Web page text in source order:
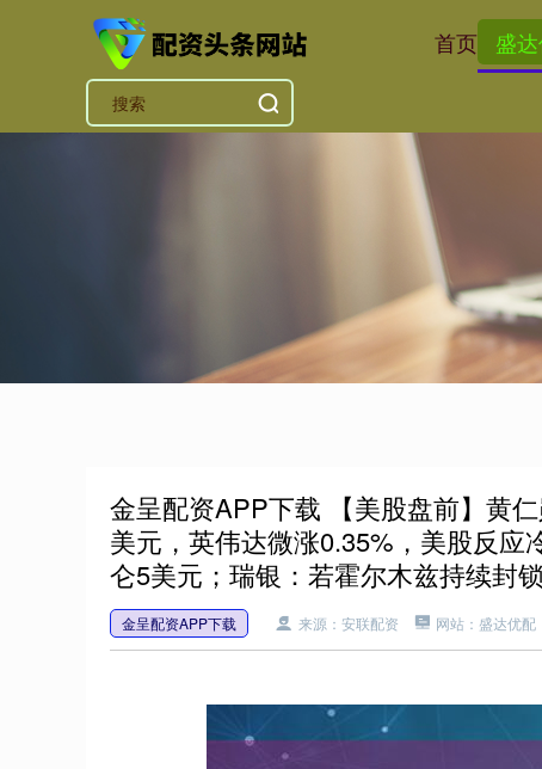
首页 盛
金呈配资APP下载 【美股盘前】黄
美元，英伟达微涨0.35%，美股反应
仑5美元；瑞银：若霍尔木兹持续封
金呈配资APP下载 来源：安联配资 网站：盛达优配